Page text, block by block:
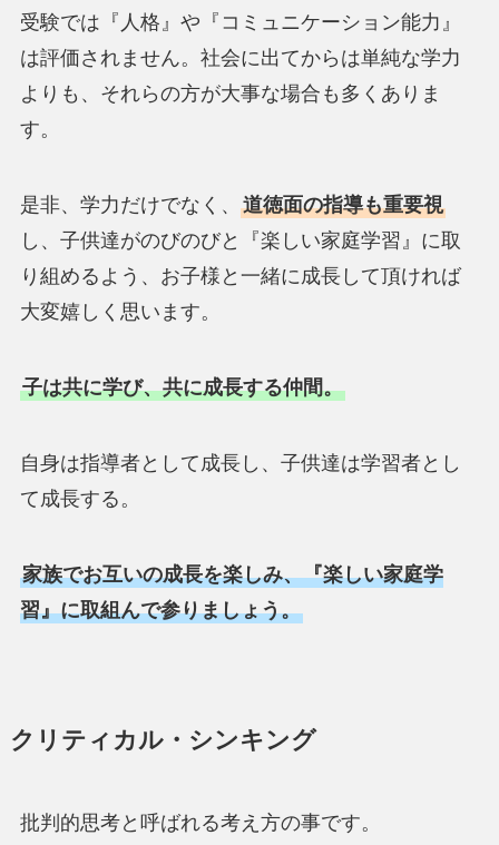
受験では『人格』や『コミュニケーション能力』
は評価されません。社会に出てからは単純な学力
よりも、それらの方が大事な場合も多くありま
す。
是非、学力だけでなく、 道徳面の指導も重要視
し、子供達がのびのびと『楽しい家庭学習』に取
り組めるよう、お子様と一緒に成長して頂ければ
大変嬉しく思います。
子は共に学び、共に成長する仲間。
自身は指導者として成長し、子供達は学習者とし
て成長する。
家族でお互いの成長を楽しみ、『楽しい家庭学
習』に取組んで参りましょう。
クリティカル・シンキング
批判的思考と呼ばれる考え方の事です。